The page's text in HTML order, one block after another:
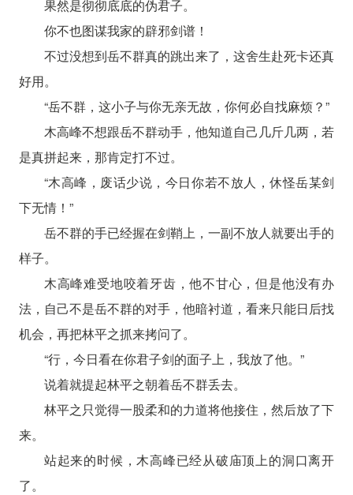
果然是彻彻底底的伪君子。
你不也图谋我家的辟邪剑谱！
不过没想到岳不群真的跳出来了，这舍生赴死卡还真
好用。
“岳不群，这小子与你无亲无故，你何必自找麻烦？”
木高峰不想跟岳不群动手，他知道自己几斤几两，若
是真拼起来，那肯定打不过。
“木高峰，废话少说，今日你若不放人，休怪岳某剑
下无情！”
岳不群的手已经握在剑鞘上，一副不放人就要出手的
样子。
木高峰难受地咬着牙齿，他不甘心，但是他没有办
法，自己不是岳不群的对手，他暗衬道，看来只能日后找
机会，再把林平之抓来拷问了。
“行，今日看在你君子剑的面子上，我放了他。”
说着就提起林平之朝着岳不群丢去。
林平之只觉得一股柔和的力道将他接住，然后放了下
来。
站起来的时候，木高峰已经从破庙顶上的洞口离开
了。